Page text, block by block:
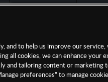
and to help us improve our service,
all cookies, we can enhance your
and tailoring content or marketing
preferences” to manage